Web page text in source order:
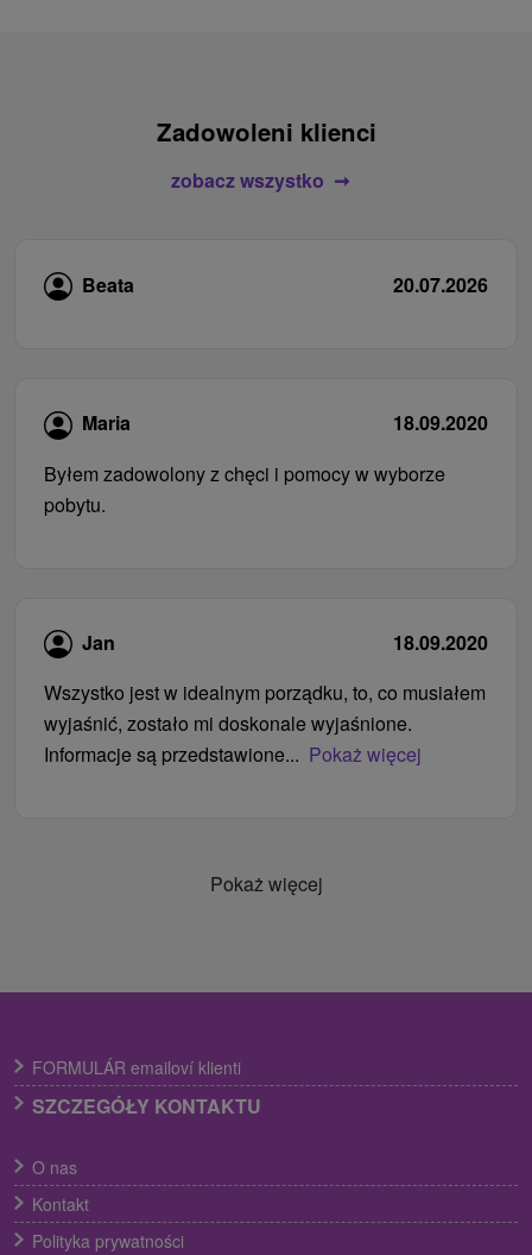
Zadowoleni klienci
zobacz wszystko
Beata 20.07.2026
Maria
18.09.2020
Byłem zadowolony z chęci i pomocy w wyborze
pobytu.
Jan
18.09.2020
Wszystko jest w idealnym porządku, to, co musiałem
wyjaśnić, zostało mi doskonale wyjaśnione.
Informacje są przedstawione... Pokaż więcej
Pokaż więcej
FORMULÁR emailoví klienti
SZCZEGÓŁY KONTAKTU
O nas
Kontakt
Polityka prywatności